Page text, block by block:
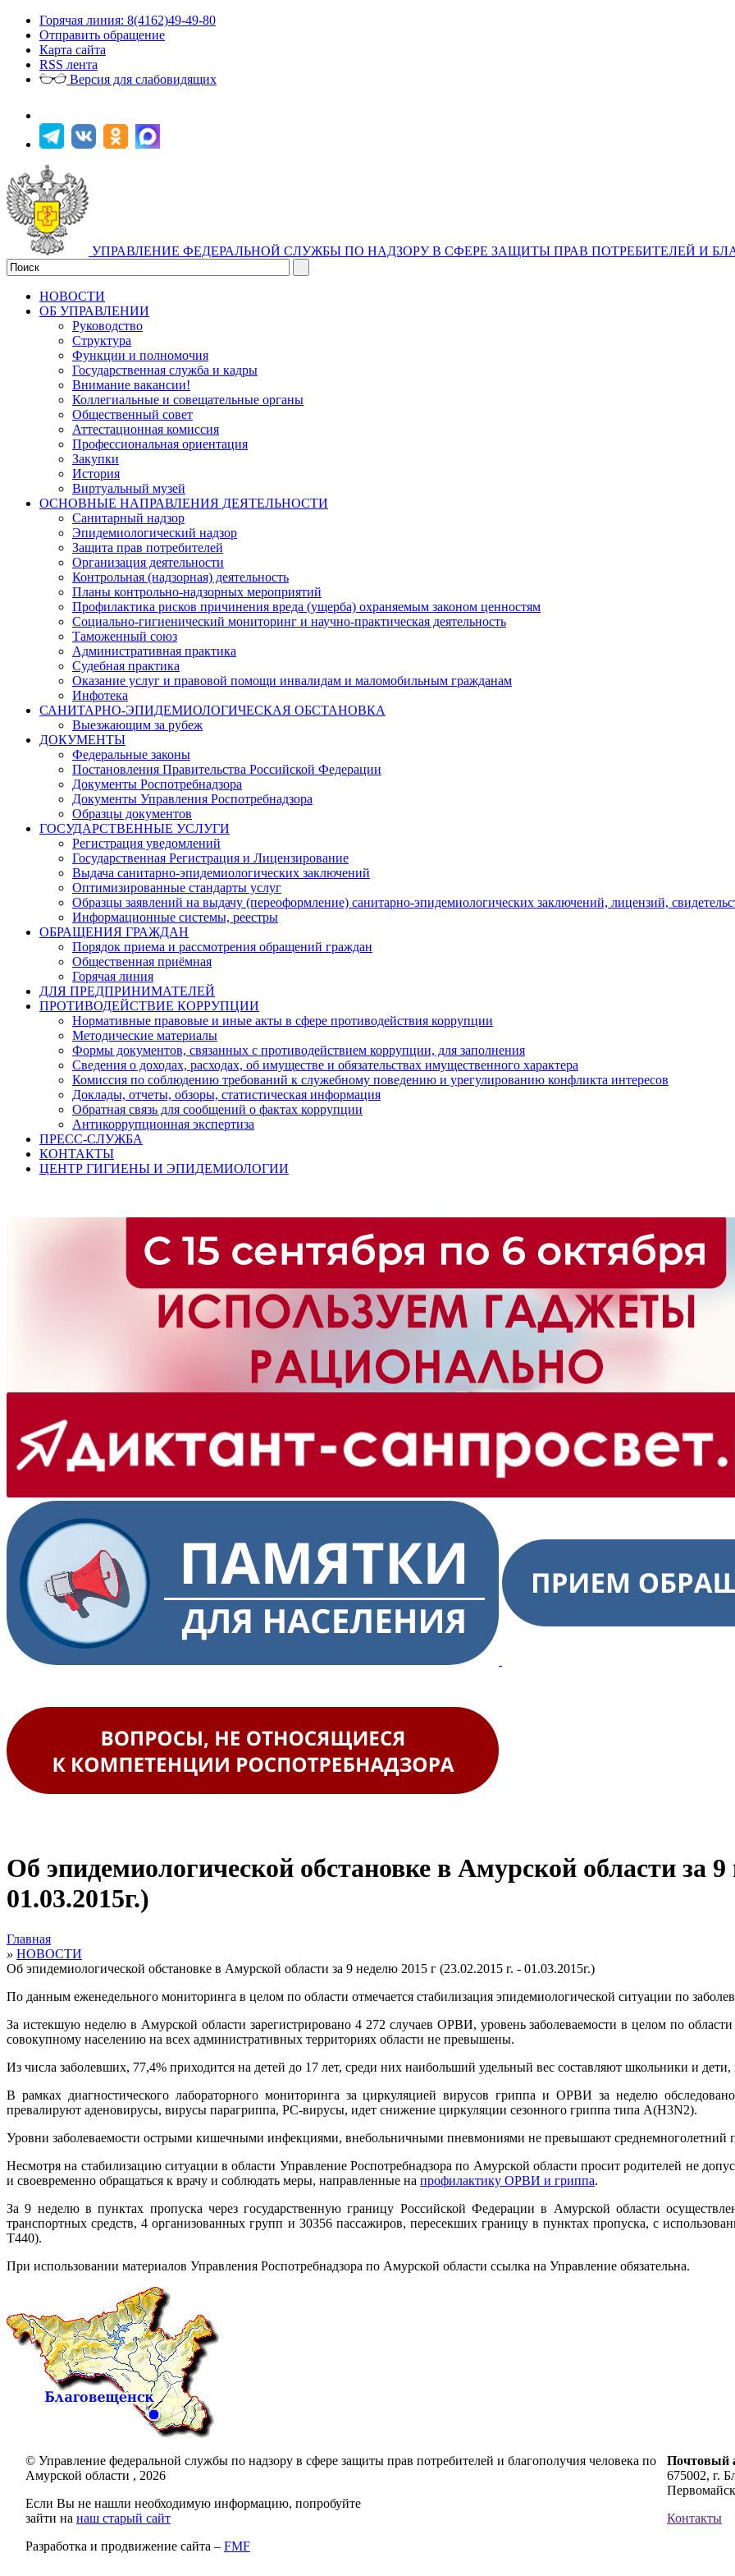
Горячая линия: 8(4162)49-49-80
Отправить обращение
Карта сайта
RSS лента
Версия для слабовидящих
УПРАВЛЕНИЕ ФЕДЕРАЛЬНОЙ СЛУЖБЫ ПО НАДЗОРУ В СФЕРЕ ЗАЩИТЫ ПРАВ ПОТРЕБИТЕЛЕЙ И
НОВОСТИ
ОБ УПРАВЛЕНИИ
Руководство
Структура
Функции и полномочия
Государственная служба и кадры
Внимание вакансии!
Коллегиальные и совещательные органы
Общественный совет
Аттестационная комиссия
Профессиональная ориентация
Закупки
История
Виртуальный музей
ОСНОВНЫЕ НАПРАВЛЕНИЯ ДЕЯТЕЛЬНОСТИ
Санитарный надзор
Эпидемиологический надзор
Защита прав потребителей
Организация деятельности
Контрольная (надзорная) деятельность
Планы контрольно-надзорных мероприятий
Профилактика рисков причинения вреда (ущерба) охраняемым законом ценностям
Социально-гигиенический мониторинг и научно-практическая деятельность
Таможенный союз
Административная практика
Судебная практика
Оказание услуг и правовой помощи инвалидам и маломобильным гражданам
Инфотека
САНИТАРНО-ЭПИДЕМИОЛОГИЧЕСКАЯ ОБСТАНОВКА
Выезжающим за рубеж
ДОКУМЕНТЫ
Федеральные законы
Постановления Правительства Российской Федерации
Документы Роспотребнадзора
Документы Управления Роспотребнадзора
Образцы документов
ГОСУДАРСТВЕННЫЕ УСЛУГИ
Регистрация уведомлений
Государственная Регистрация и Лицензирование
Выдача санитарно-эпидемиологических заключений
Оптимизированные стандарты услуг
Образцы заявлений на выдачу (переоформление) санитарно-эпидемиологических заключений, лицензий,
Информационные системы, реестры
ОБРАЩЕНИЯ ГРАЖДАН
Порядок приема и рассмотрения обращений граждан
Общественная приёмная
Горячая линия
ДЛЯ ПРЕДПРИНИМАТЕЛЕЙ
ПРОТИВОДЕЙСТВИЕ КОРРУПЦИИ
Нормативные правовые и иные акты в сфере противодействия коррупции
Методические материалы
Формы документов, связанных с противодействием коррупции, для заполнения
Сведения о доходах, расходах, об имуществе и обязательствах имущественного характера
Комиссия по соблюдению требований к служебному поведению и урегулированию конфликта интересов
Доклады, отчеты, обзоры, статистическая информация
Обратная связь для сообщений о фактах коррупции
Антикоррупционная экспертиза
ПРЕСС-СЛУЖБА
КОНТАКТЫ
ЦЕНТР ГИГИЕНЫ И ЭПИДЕМИОЛОГИИ
Об эпидемиологической обстановке в Амурской области за 9
01.03.2015г.)
Главная
» НОВОСТИ
Об эпидемиологической обстановке в Амурской области за 9 неделю 2015 г (23.02.2015 г. - 01.03.2015г.)
По данным еженедельного мониторинга в целом по области отмечается стабилизация эпидемиологической ситуации по
За истекшую неделю в Амурской области зарегистрировано 4 272 случаев ОРВИ, уровень заболеваемости в целом по
совокупному населению на всех административных территориях области не превышены.
Из числа заболевших, 77,4% приходится на детей до 17 лет, среди них наибольший удельный вес составляют школьники и
В рамках диагностического лабораторного мониторинга за циркуляцией вирусов гриппа и ОРВИ за неделю
превалируют аденовирусы, вирусы парагриппа, РС-вирусы, идет снижение циркуляции сезонного гриппа типа А(H3N2).
Уровни заболеваемости острыми кишечными инфекциями, внебольничными пневмониями не превышают среднемноголетний
Несмотря на стабилизацию ситуации в области Управление Роспотребнадзора по Амурской области просит родителей не
и своевременно обращаться к врачу и соблюдать меры, направленные на профилактику ОРВИ и гриппа.
За 9 неделю в пунктах пропуска через государственную границу Российской Федерации в Амурской области
транспортных средств, 4 организованных групп и 30356 пассажиров, пересекших границу в пунктах пропуска, с
T440).
При использовании материалов Управления Роспотребнадзора по Амурской области ссылка на Управление обязательна.
© Управление федеральной службы по надзору в сфере защиты прав потребителей и благополучия человека по
Амурской области , 2026
Если Вы не нашли необходимую информацию, попробуйте
зайти на наш старый сайт
Разработка и продвижение сайта – FMF
Почтовый
675002, г.
Контакты